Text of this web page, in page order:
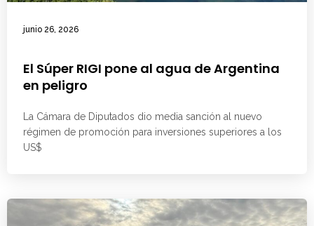
junio 26, 2026
El Súper RIGI pone al agua de Argentina
en peligro
La Cámara de Diputados dio media sanción al nuevo
régimen de promoción para inversiones superiores a los
US$